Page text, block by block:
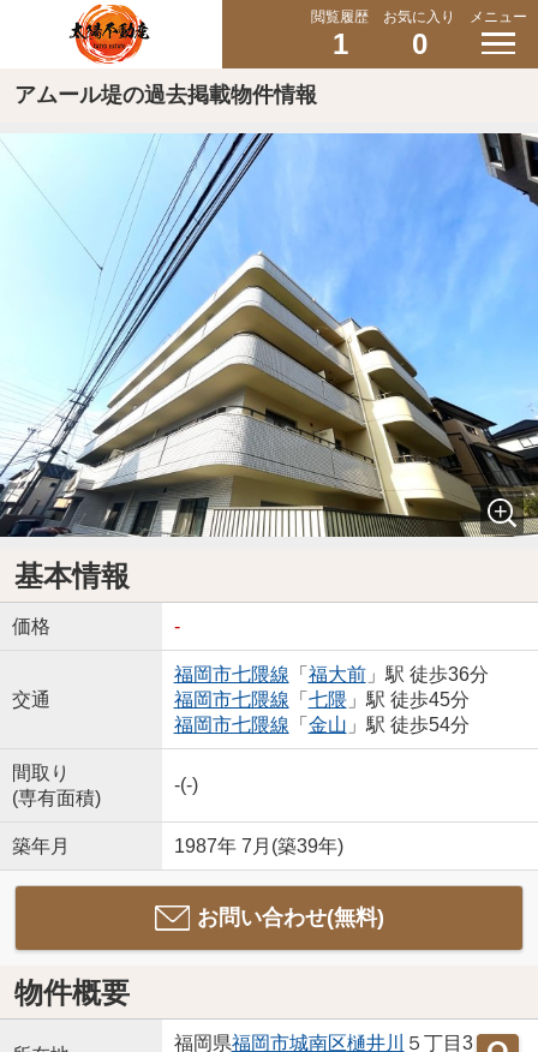
閲覧履歴
1
お気に入り
0
メニュー
アムール堤の過去掲載物件情報
基本情報
価格 -
交通
福岡市七隈線 「 福大前」駅 徒歩36分
福岡市七隈線 「 七隈」駅 徒歩45分
福岡市七隈線 「 金山 」駅 徒歩54分
間取り
(専有面積)
-(-)
築年月 1987年 7月(築39年)
お問い合わせ(無料)
物件概要
福岡県福岡市城南区樋井川
５丁目3